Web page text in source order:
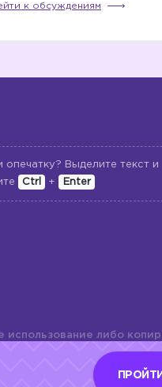
к обсуждениям
опечатку? Выделите текст и
Ctrl + Enter
использование либо
сайта, элементов